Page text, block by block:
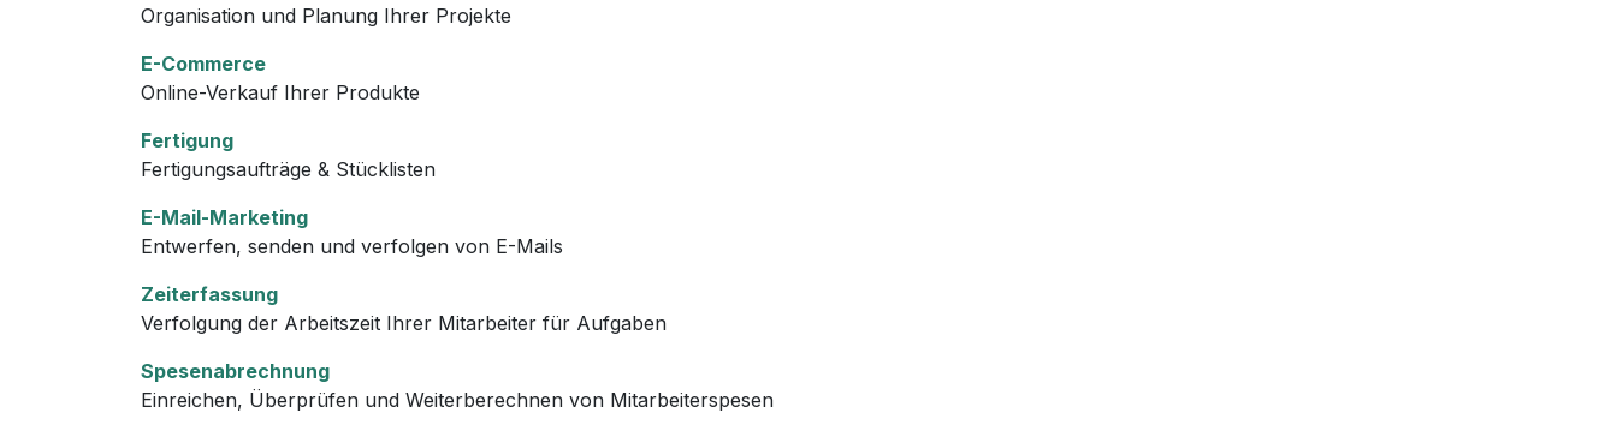
Organisation und Planung Ihrer Projekte
E-Commerce
Online-Verkauf Ihrer Produkte
Fertigung
Fertigungsaufträge & Stücklisten
E-Mail-Marketing
Entwerfen, senden und verfolgen von E-Mails
Zeiterfassung
Verfolgung der Arbeitszeit Ihrer Mitarbeiter für Aufgaben
Spesenabrechnung
Einreichen, Überprüfen und Weiterberechnen von Mitarbeiterspesen